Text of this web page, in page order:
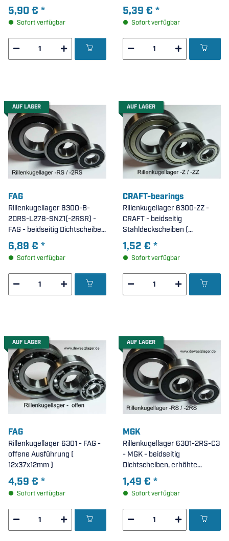
10x35x11mm )
5,90 € *
Sofort verfügbar
10x35x11mm )
5,39 € *
Sofort verfügbar
AUF LAGER
FAG
Rillenkugellager 6300-B-
2DRS-L278-SNZ1(-2RSR) -
FAG - beidseitig Dichtscheiben
( 10x35x11mm )
6,89 € *
Sofort verfügbar
AUF LAGER
CRAFT-bearings
Rillenkugellager 6300-ZZ -
CRAFT - beidseitig
Stahldeckscheiben (
10x35x11mm )
1,52 € *
Sofort verfügbar
AUF LAGER
FAG
Rillenkugellager 6301 - FAG -
offene Ausführung (
12x37x12mm )
4,59 € *
Sofort verfügbar
AUF LAGER
MGK
Rillenkugellager 6301-2RS-C3
- MGK - beidseitig
Dichtscheiben, erhöhte
radiale Lagerluft C3 (
12x37x12mm )
1,49 € *
Sofort verfügbar